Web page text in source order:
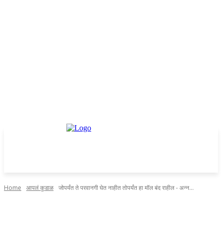
Home आपलं कुडाळ जोपर्यंत ते परवानगी घेत नाहीत तोपर्यंत हा मॉल बंद राहील - अन्न...